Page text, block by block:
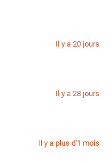
Il y a 20 jours
Il y a 28 jours
Il y a plus d'1 mois